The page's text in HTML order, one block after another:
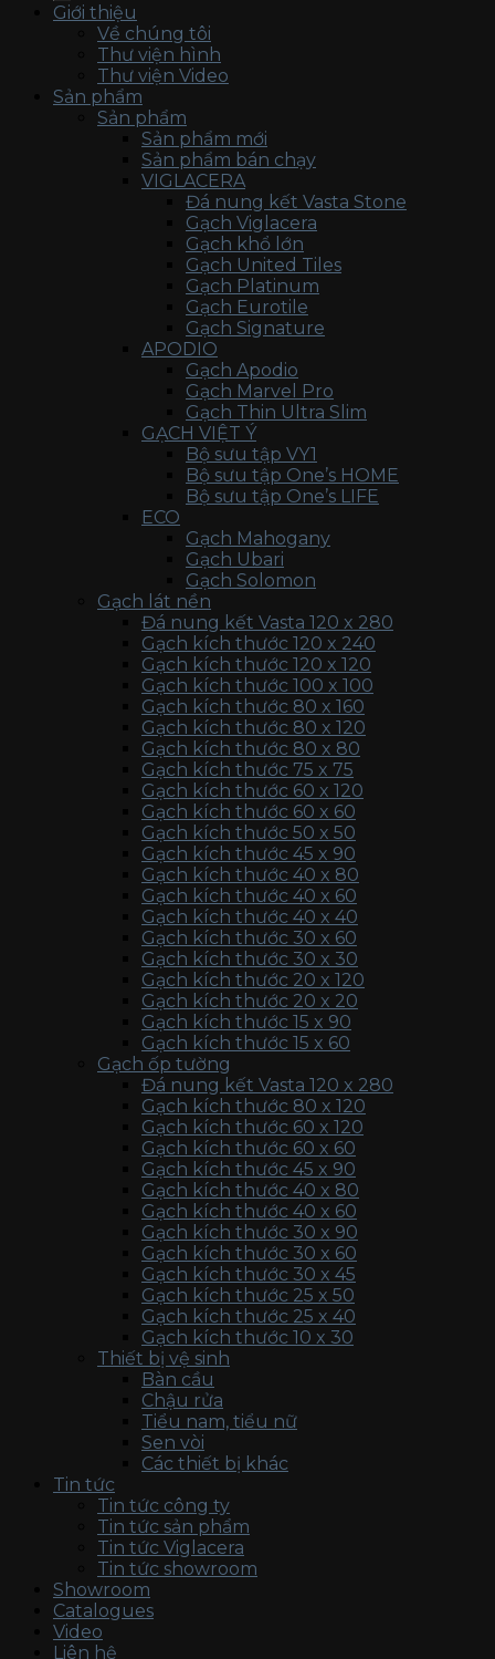
Giới thiệu
Về chúng tôi
Thư viện hình
Thư viện Video
Sản phẩm
Sản phẩm
Sản phẩm mới
Sản phẩm bán chạy
VIGLACERA
Đá nung kết Vasta Stone
Gạch Viglacera
Gạch khổ lớn
Gạch United Tiles
Gạch Platinum
Gạch Eurotile
Gạch Signature
APODIO
Gạch Apodio
Gạch Marvel Pro
Gạch Thin Ultra Slim
GẠCH VIỆT Ý
Bộ sưu tập VY1
Bộ sưu tập One’s HOME
Bộ sưu tập One’s LIFE
ECO
Gạch Mahogany
Gạch Ubari
Gạch Solomon
Gạch lát nền
Đá nung kết Vasta 120 x 280
Gạch kích thước 120 x 240
Gạch kích thước 120 x 120
Gạch kích thước 100 x 100
Gạch kích thước 80 x 160
Gạch kích thước 80 x 120
Gạch kích thước 80 x 80
Gạch kích thước 75 x 75
Gạch kích thước 60 x 120
Gạch kích thước 60 x 60
Gạch kích thước 50 x 50
Gạch kích thước 45 x 90
Gạch kích thước 40 x 80
Gạch kích thước 40 x 60
Gạch kích thước 40 x 40
Gạch kích thước 30 x 60
Gạch kích thước 30 x 30
Gạch kích thước 20 x 120
Gạch kích thước 20 x 20
Gạch kích thước 15 x 90
Gạch kích thước 15 x 60
Gạch ốp tường
Đá nung kết Vasta 120 x 280
Gạch kích thước 80 x 120
Gạch kích thước 60 x 120
Gạch kích thước 60 x 60
Gạch kích thước 45 x 90
Gạch kích thước 40 x 80
Gạch kích thước 40 x 60
Gạch kích thước 30 x 90
Gạch kích thước 30 x 60
Gạch kích thước 30 x 45
Gạch kích thước 25 x 50
Gạch kích thước 25 x 40
Gạch kích thước 10 x 30
Thiết bị vệ sinh
Bàn cầu
Chậu rửa
Tiểu nam, tiểu nữ
Sen vòi
Các thiết bị khác
Tin tức
Tin tức công ty
Tin tức sản phẩm
Tin tức Viglacera
Tin tức showroom
Showroom
Catalogues
Video
Liên hệ